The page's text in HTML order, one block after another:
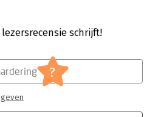
samengesteld voor MBO-
tekentechnieken uit deel I van het
delen, het gaat dieper in op het
het 3D-ontwerpen, het
en het aanpassen van
college
/ ICT
schrijft!
?